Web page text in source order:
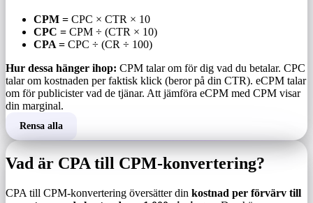
CPM = CPC × CTR × 10
CPC = CPM ÷ (CTR × 10)
CPA = CPC ÷ (CR ÷ 100)
Hur dessa hänger ihop: CPM talar om för dig vad du betalar. CPC
talar om kostnaden per faktisk klick (beror på din CTR). eCPM talar
om för publicister vad de tjänar. Att jämföra eCPM med CPM visar
din marginal.
Rensa alla
Vad är CPA till CPM-konvertering?
CPA till CPM-konvertering översätter din kostnad per förvärv till